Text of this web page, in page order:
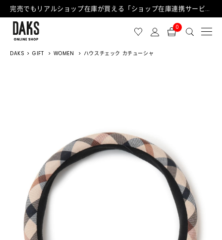
完売でもリアルショップ在庫が買える「ショップ在庫連携サービス」が日中もご利用可能になりました！
0
DAKS GIFT WOMEN ハウスチェック カチューシャ